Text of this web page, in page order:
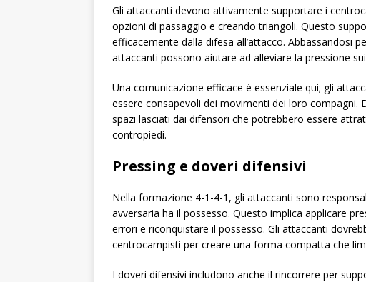
Gli attaccanti devono attivamente supportare i
opzioni di passaggio e creando triangoli. Questo
efficacemente dalla difesa all’attacco. Abbassandosi
attaccanti possono aiutare ad alleviare la pressione
Una comunicazione efficace è essenziale qui; gli
essere consapevoli dei movimenti dei loro compagni.
spazi lasciati dai difensori che potrebbero essere
contropiedi.
Pressing e doveri difensivi
Nella formazione 4-1-4-1, gli attaccanti sono
avversaria ha il possesso. Questo implica applicare
errori e riconquistare il possesso. Gli attaccanti
centrocampisti per creare una forma compatta che
I doveri difensivi includono anche il rincorrere per